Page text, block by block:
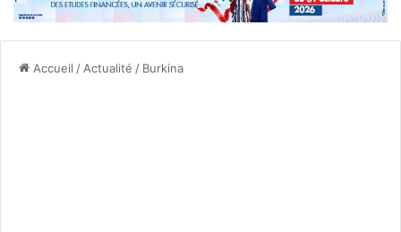
Accueil / Actualité / Burkina